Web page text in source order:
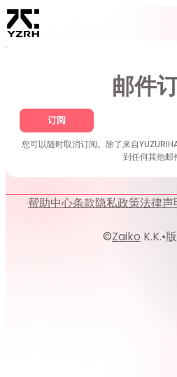
首页
邮件
订阅
您可以随时取消订阅。除了来自
到任何其他邮
帮助中心条款隐私政策法律声
©Zaiko K.K.•